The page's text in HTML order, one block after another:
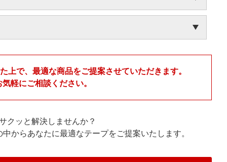
上で、最適な商品をご提案させていただきます。
気軽にご相談ください。
クッと解決しませんか？
からあなたに最適なテープをご提案いたします。